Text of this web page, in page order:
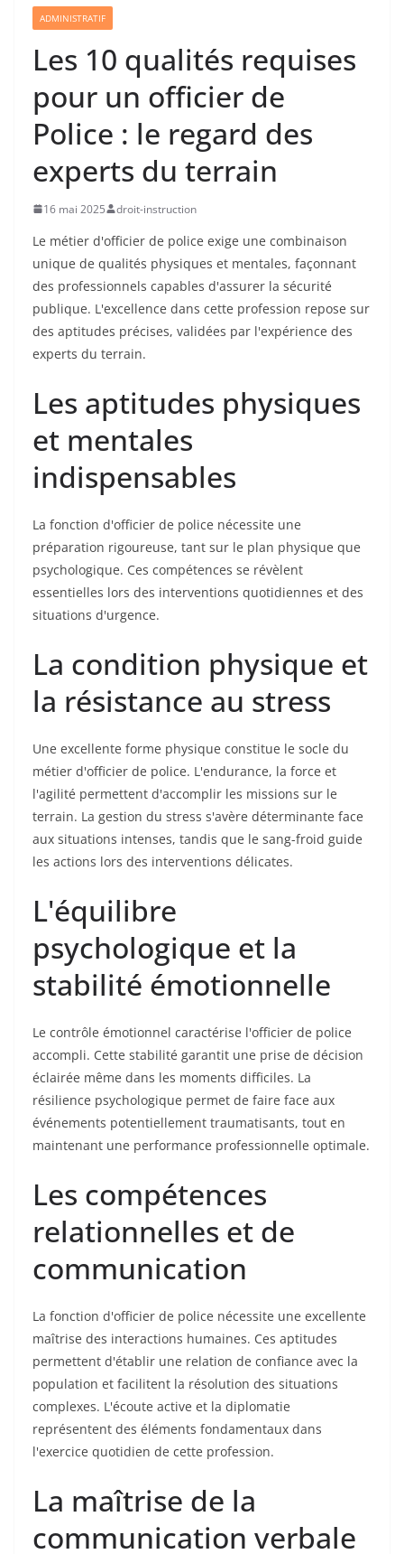
ADMINISTRATIF
Les 10 qualités requises
pour un officier de
Police : le regard des
experts du terrain
16 mai 2025 droit-instruction
Le métier d'officier de police exige une combinaison
unique de qualités physiques et mentales, façonnant
des professionnels capables d'assurer la sécurité
publique. L'excellence dans cette profession repose sur
des aptitudes précises, validées par l'expérience des
experts du terrain.
Les aptitudes physiques
et mentales
indispensables
La fonction d'officier de police nécessite une
préparation rigoureuse, tant sur le plan physique que
psychologique. Ces compétences se révèlent
essentielles lors des interventions quotidiennes et des
situations d'urgence.
La condition physique et
la résistance au stress
Une excellente forme physique constitue le socle du
métier d'officier de police. L'endurance, la force et
l'agilité permettent d'accomplir les missions sur le
terrain. La gestion du stress s'avère déterminante face
aux situations intenses, tandis que le sang-froid guide
les actions lors des interventions délicates.
L'équilibre
psychologique et la
stabilité émotionnelle
Le contrôle émotionnel caractérise l'officier de police
accompli. Cette stabilité garantit une prise de décision
éclairée même dans les moments difficiles. La
résilience psychologique permet de faire face aux
événements potentiellement traumatisants, tout en
maintenant une performance professionnelle optimale.
Les compétences
relationnelles et de
communication
La fonction d'officier de police nécessite une excellente
maîtrise des interactions humaines. Ces aptitudes
permettent d'établir une relation de confiance avec la
population et facilitent la résolution des situations
complexes. L'écoute active et la diplomatie
représentent des éléments fondamentaux dans
l'exercice quotidien de cette profession.
La maîtrise de la
communication verbale